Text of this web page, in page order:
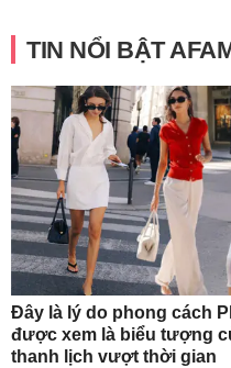
TIN NỔI BẬT
Đây là lý do phong cách
được xem là biểu tượng
thanh lịch vượt thời gian